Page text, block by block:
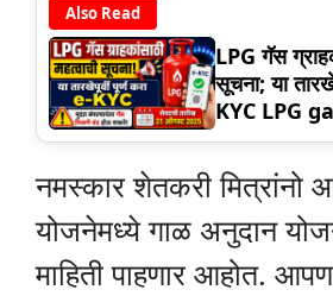
Also Read
LPG गॅस
सूचना; या
KYC LPG
नमस्कार शेतकरी
योजनेमध्ये गाळ अनुदान
माहिती पाहणार आहोत.